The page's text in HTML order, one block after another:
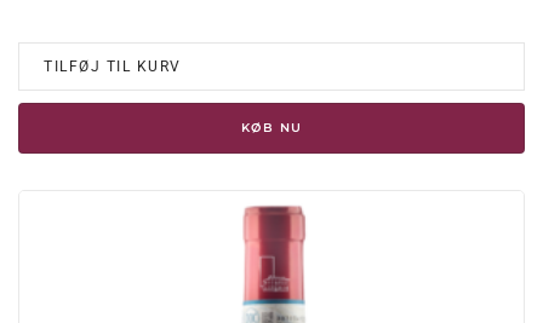
TILFØJ TIL KURV
KØB NU